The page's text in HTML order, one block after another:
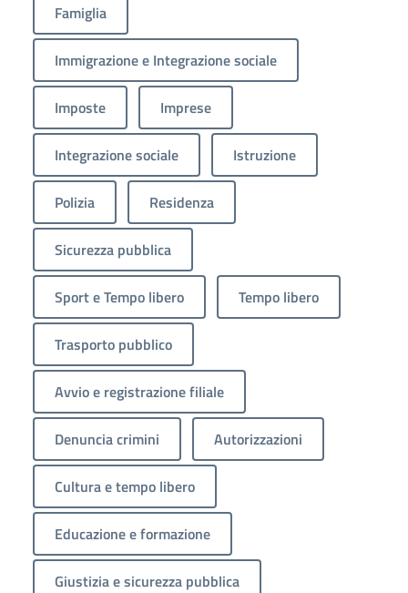
Famiglia
Immigrazione e Integrazione sociale
Imposte Imprese
Integrazione sociale Istruzione
Polizia Residenza
Sicurezza pubblica
Sport e Tempo libero Tempo libero
Trasporto pubblico
Avvio e registrazione filiale
Denuncia crimini Autorizzazioni
Cultura e tempo libero
Educazione e formazione
Giustizia e sicurezza pubblica